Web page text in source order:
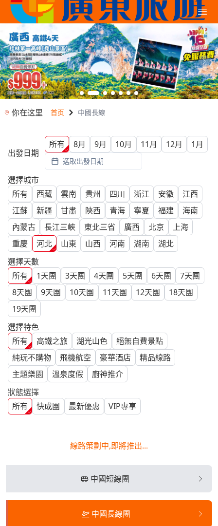
你在这里 首页 中國長線
出發日期
所有 8月 9月 10月 11月 12月 1月
選取出發日期
選擇城市
所有
西藏 雲南 貴州 四川 浙江 安徽
江西
江蘇
新疆 甘肅 陝西 青海 寧夏 福建
海南
內蒙古
長江三峽 東北三省 廣西 北京
上海
重慶
河北 山東 山西 河南 湖南
湖北
選擇天數
所有
1天團 3天團 4天團 5天團 6天團 7天團
8天團 9天團 10天團 11天團 12天團 18天團
19天團
選擇特色
所有
高鐵之旅 湖光山色
絕無自費景點
純玩不購物
飛機航空 豪華酒店
精品線路
主題樂園
溫泉度假
廚神推介
狀態選擇
所有
快成團 最新優惠 VIP專享
中國短線團
中國長線團
線路策劃中,即將推出...